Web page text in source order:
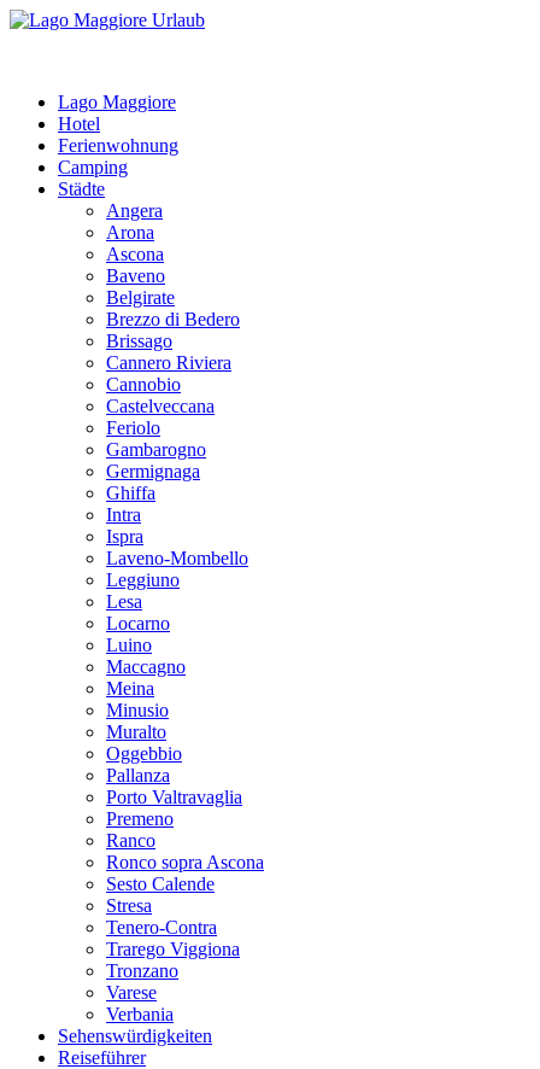
Lago Maggiore
Hotel
Ferienwohnung
Camping
Städte
Angera
Arona
Ascona
Baveno
Belgirate
Brezzo di Bedero
Brissago
Cannero Riviera
Cannobio
Castelveccana
Feriolo
Gambarogno
Germignaga
Ghiffa
Intra
Ispra
Laveno-Mombello
Leggiuno
Lesa
Locarno
Luino
Maccagno
Meina
Minusio
Muralto
Oggebbio
Pallanza
Porto Valtravaglia
Premeno
Ranco
Ronco sopra Ascona
Sesto Calende
Stresa
Tenero-Contra
Trarego Viggiona
Tronzano
Varese
Verbania
Sehenswürdigkeiten
Reiseführer